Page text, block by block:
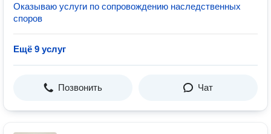
Оказываю услуги по сопровождению наследственных
споров
Ещё 9 услуг
Позвонить Чат